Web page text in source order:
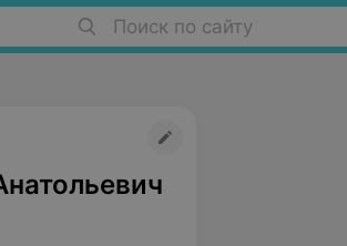
Поиск по сайту